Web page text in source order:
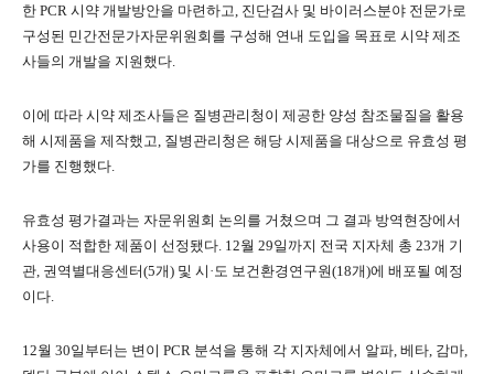
한 PCR 시약 개발방안을 마련하고, 진단검사 및 바이러스분야 전문가로
구성된 민간전문가자문위원회를 구성해 연내 도입을 목표로 시약 제조
사들의 개발을 지원했다.
이에 따라 시약 제조사들은 질병관리청이 제공한 양성 참조물질을 활용
해 시제품을 제작했고, 질병관리청은 해당 시제품을 대상으로 유효성 평
가를 진행했다.
유효성 평가결과는 자문위원회 논의를 거쳤으며 그 결과 방역현장에서
사용이 적합한 제품이 선정됐다. 12월 29일까지 전국 지자체 총 23개 기
관, 권역별대응센터(5개) 및 시·도 보건환경연구원(18개)에 배포될 예정
이다.
12월 30일부터는 변이 PCR 분석을 통해 각 지자체에서 알파, 베타, 감마,